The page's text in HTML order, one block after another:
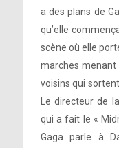
a des plans de
qu’elle
scène où elle
marches menant
voisins qui
Le directeur de
qui a fait le «
Gaga parle à